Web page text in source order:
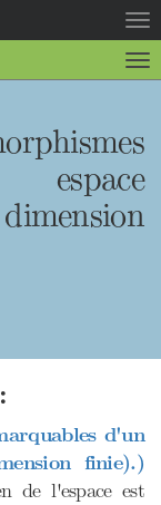
la
la
espace
d'un
finie).)
de l'espace est